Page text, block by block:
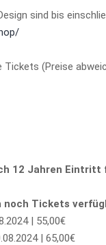
sind bis
Tickets (Preise
12 Jahren Eintritt
noch Tickets
| 55,00€
| 65,00€